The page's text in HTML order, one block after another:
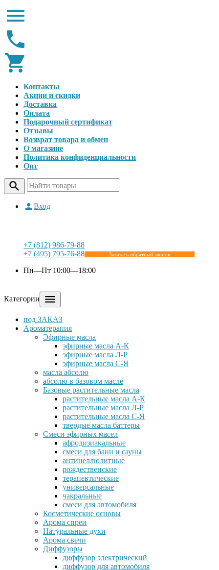
Контакты
Акции и скидки
Доставка
Оплата
Подарочный сертификат
Отзывы
Возврат товара и обмен
О магазине
Политика конфиденциальности
Опт
Вход
+7 (812) 986-79-88
+7 (495) 795-76-88
Заказать обратный звонок
Пн—Пт 10:00—18:00
Категории
под ЗАКАЗ
Ароматерапия
Эфирные масла
эфирные масла А-К
эфирные масла Л-Р
эфирные масла С-Я
масла абсолю
абсолю в базовом масле
Базовые растительные масла
растительные масла А-К
растительные масла Л-Р
растительные масла С-Я
твердые масла баттеры
Cмеси эфирных масел
афродизиакальные
смеси для бани и сауны
антицеллюлитные
рождественские
терапевтические
универсальные
чакральные
смеси для автомобиля
Косметические основы
Арома спреи
Натуральные духи
Арома свечи
Диффузоры
диффузор электрический
диффузор для автомобиля